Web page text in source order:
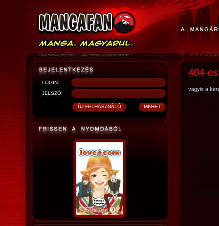
LOGIN:
JELSZÓ:
404-
vagyis a